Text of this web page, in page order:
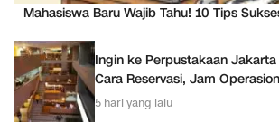
Mahasiswa Baru Wajib Tahu! 10 Tips
Ingin ke Perpustakaan
Cara Reservasi, Jam
5 hari yang lalu